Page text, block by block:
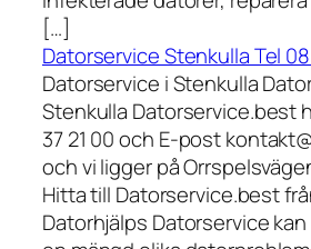
[…]
Datorservice Stenkulla Tel 08
Datorservice i Stenkulla
Stenkulla Datorservice.best
37 21 00 och E-post
och vi ligger på
Hitta till Datorservice.best
Datorhjälps Datorservice